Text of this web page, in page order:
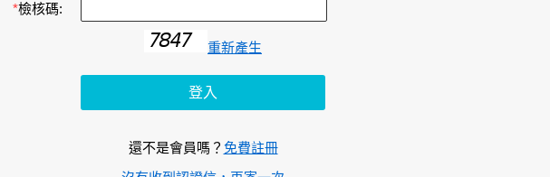
*檢核碼:
重新產生
還不是會員嗎？ 免費註冊